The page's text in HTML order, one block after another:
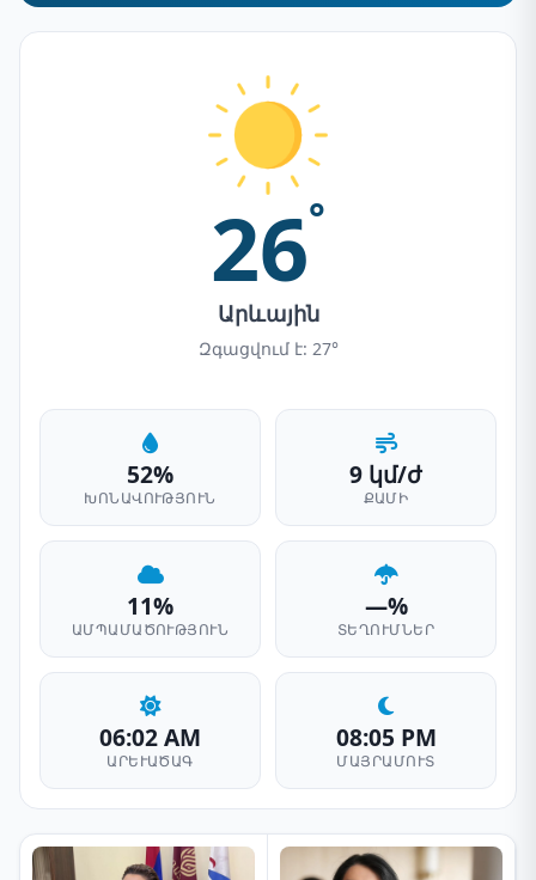
26°
Արևային
Զգացվում է: 27°
52%
ԽՈՆԱՎՈՒԹՅՈՒՆ
9 կմ/ժ
ՔԱՄԻ
11%
ԱՄՊԱՄԱԾՈՒԹՅՈՒՆ
—%
ՏԵՂՈՒՄՆԵՐ
06:02 AM
ԱՐԵՒԱԾԱԳ
08:05 PM
ՄԱՅՐԱՄՈՒՏ